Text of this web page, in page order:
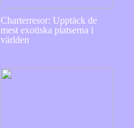
Charterresor: Upptäck de
mest exotiska platserna i
världen